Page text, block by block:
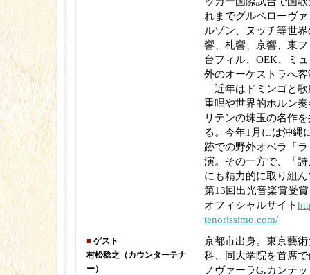
れまでグルベローヴ
ルゾン、ヌッチ等世
響、札響、京響、東
台フィル、OEK、ミ
外のオーケストラへ客
近年はドミンゴと歌
重唱や世界的ホルン
リテンの珠玉の名作
る。今年1月には沖縄
跡での野外オペラ「
演。その一方で、「
にも精力的に取り組
第13回出光音楽賞受賞
オフィシャルサイト
tenorissimo.com/
■ ゲスト
村松稔之（カウンターテナ
ー）
京都市出身。東京藝
科、同大学院を首席
ノヴァーラG.カンテ